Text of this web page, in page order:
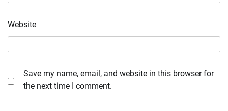
Website
Save my name, email, and website in this browser for
the next time I comment.